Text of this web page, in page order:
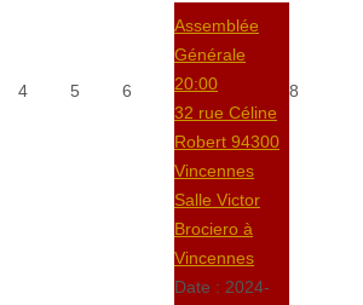
4 5 6
Assemblée
Générale
20:00
32 rue Céline
Robert 94300
Vincennes
Salle Victor
Brociero à
Vincennes
Date : 2024-
8